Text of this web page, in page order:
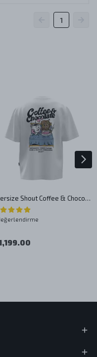
1
Oversize Shout Coffee & Chocolate Unisex T-Shirt